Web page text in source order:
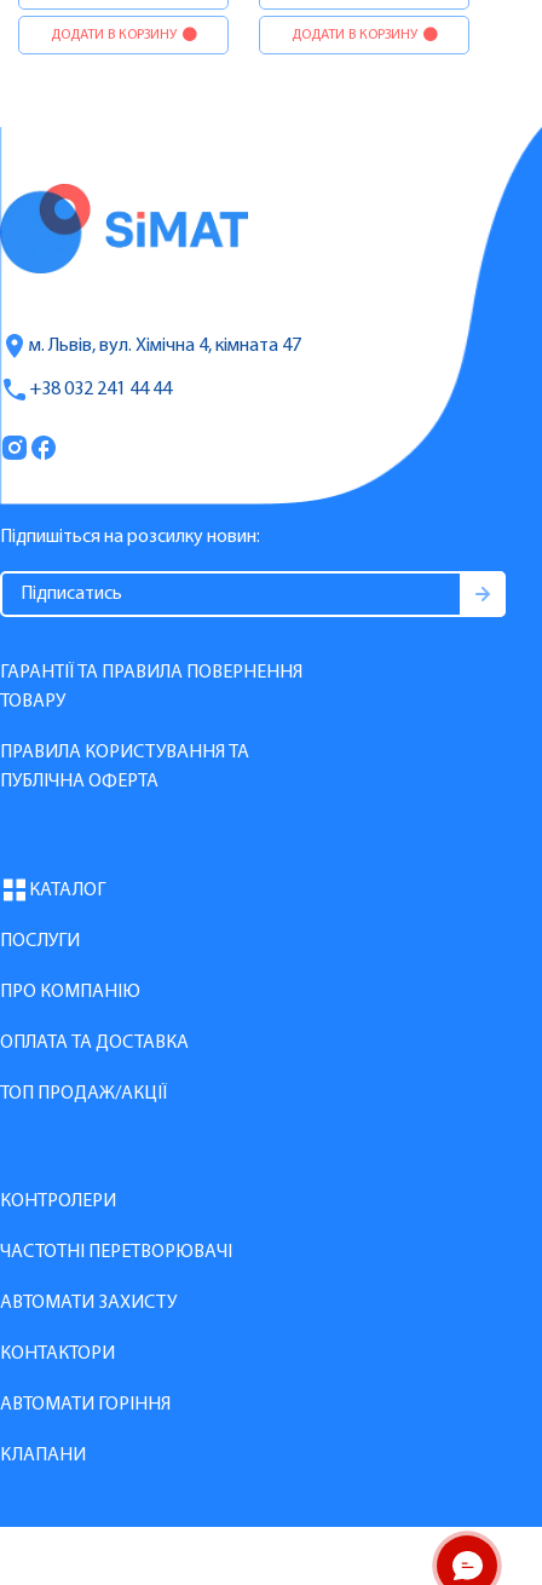
ДОДАТИ В КОРЗИНУ ДОДАТИ В КОРЗИНУ
м. Львів, вул. Хімічна 4, кімната 47
+38 032 241 44 44
Підпишіться на розсилку новин:
ГАРАНТІЇ ТА ПРАВИЛА ПОВЕРНЕННЯ
ТОВАРУ
ПРАВИЛА КОРИСТУВАННЯ ТА
ПУБЛІЧНА ОФЕРТА
КАТАЛОГ
ПОСЛУГИ
ПРО КОМПАНІЮ
ОПЛАТА ТА ДОСТАВКА
ТОП ПРОДАЖ/АКЦІЇ
КОНТРОЛЕРИ
ЧАСТОТНІ ПЕРЕТВОРЮВАЧІ
АВТОМАТИ ЗАХИСТУ
КОНТАКТОРИ
АВТОМАТИ ГОРІННЯ
КЛАПАНИ